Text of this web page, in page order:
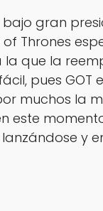
bajo gran
Thrones
la que la
pues GOT
muchos la
este
y